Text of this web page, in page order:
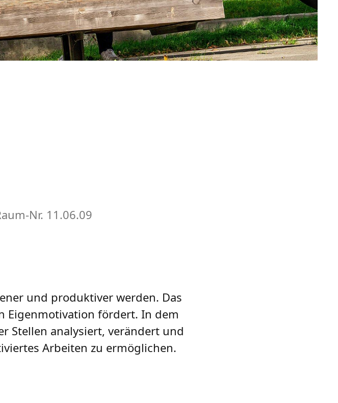
Nr. 11.06.09
und produktiver werden. Das
Eigenmotivation fördert. In dem
Stellen analysiert, verändert und
Arbeiten zu ermöglichen.